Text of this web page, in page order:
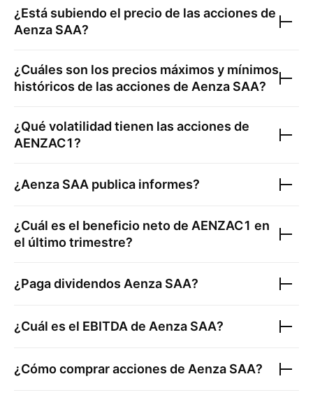
¿Está subiendo el precio de las acciones de
Aenza SAA?
¿Cuáles son los precios máximos y mínimos
históricos de las acciones de Aenza SAA?
¿Qué volatilidad tienen las acciones de
AENZAC1?
¿Aenza SAA publica informes?
¿Cuál es el beneficio neto de AENZAC1 en
el último trimestre?
¿Paga dividendos Aenza SAA?
¿Cuál es el EBITDA de Aenza SAA?
¿Cómo comprar acciones de Aenza SAA?